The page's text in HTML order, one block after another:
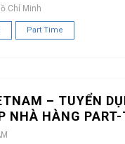
Chí Minh
Part Time
– TUYỂN
NHÀ HÀNG